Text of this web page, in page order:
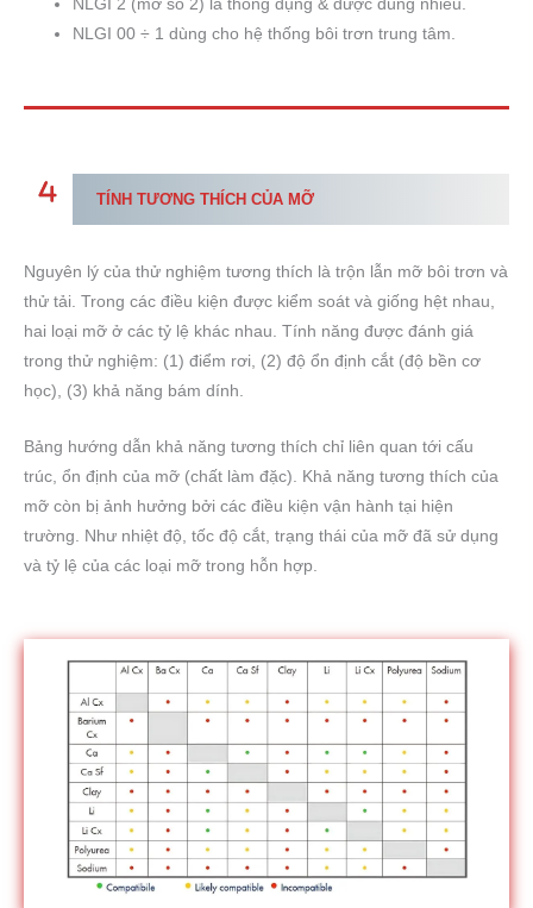
NLGI 2 (mỡ số 2) là thông dụng & được dùng nhiều.
NLGI 00 ÷ 1 dùng cho hệ thống bôi trơn trung tâm.
TÍNH TƯƠNG THÍCH CỦA MỠ
Nguyên lý của thử nghiệm tương thích là trộn lẫn mỡ bôi trơn và
thử tải. Trong các điều kiện được kiểm soát và giống hệt nhau,
hai loại mỡ ở các tỷ lệ khác nhau. Tính năng được đánh giá
trong thử nghiệm: (1) điểm rơi, (2) độ ổn định cắt (độ bền cơ
học), (3) khả năng bám dính.
Bảng hướng dẫn khả năng tương thích chỉ liên quan tới cấu
trúc, ổn định của mỡ (chất làm đặc). Khả năng tương thích của
mỡ còn bị ảnh hưởng bởi các điều kiện vận hành tại hiện
trường. Như nhiệt độ, tốc độ cắt, trạng thái của mỡ đã sử dụng
và tỷ lệ của các loại mỡ trong hỗn hợp.